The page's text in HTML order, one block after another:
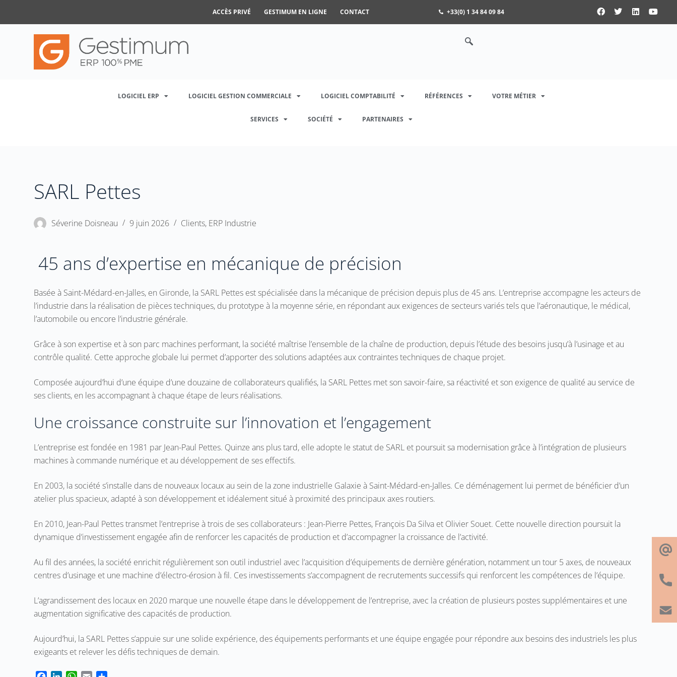
ACCÈS PRIVÉ GESTIMUM EN LIGNE CONTACT +33(0) 1 34 84 09 84
LOGICIEL ERP LOGICIEL GESTION COMMERCIALE LOGICIEL COMPTABILITÉ RÉFÉRENCES VOTRE MÉTIER
SERVICES SOCIÉTÉ PARTENAIRES
SARL Pettes
Séverine Doisneau 9 juin 2026 Clients, ERP Industrie
45 ans d’expertise en mécanique de précision
Basée à Saint-Médard-en-Jalles, en Gironde, la SARL Pettes est spécialisée dans la mécanique de précision depuis plus de 45 ans. L’entreprise accompagne les acteurs de
l’industrie dans la réalisation de pièces techniques, du prototype à la moyenne série, en répondant aux exigences de secteurs variés tels que l’aéronautique, le médical,
l’automobile ou encore l’industrie générale.
Grâce à son expertise et à son parc machines performant, la société maîtrise l’ensemble de la chaîne de production, depuis l’étude des besoins jusqu’à l’usinage et au
contrôle qualité. Cette approche globale lui permet d’apporter des solutions adaptées aux contraintes techniques de chaque projet.
Composée aujourd’hui d’une équipe d’une douzaine de collaborateurs qualifiés, la SARL Pettes met son savoir-faire, sa réactivité et son exigence de qualité au service de
ses clients, en les accompagnant à chaque étape de leurs réalisations.
Une croissance construite sur l’innovation et l’engagement
L’entreprise est fondée en 1981 par Jean-Paul Pettes. Quinze ans plus tard, elle adopte le statut de SARL et poursuit sa modernisation grâce à l’intégration de plusieurs
machines à commande numérique et au développement de ses effectifs.
En 2003, la société s’installe dans de nouveaux locaux au sein de la zone industrielle Galaxie à Saint-Médard-en-Jalles. Ce déménagement lui permet de bénéficier d’un
atelier plus spacieux, adapté à son développement et idéalement situé à proximité des principaux axes routiers.
En 2010, Jean-Paul Pettes transmet l’entreprise à trois de ses collaborateurs : Jean-Pierre Pettes, François Da Silva et Olivier Souet. Cette nouvelle direction poursuit la
dynamique d’investissement engagée afin de renforcer les capacités de production et d’accompagner la croissance de l’activité.
Au fil des années, la société enrichit régulièrement son outil industriel avec l’acquisition d’équipements de dernière génération, notamment un tour 5 axes, de nouveaux
centres d’usinage et une machine d’électro-érosion à fil. Ces investissements s’accompagnent de recrutements successifs qui renforcent les compétences de l’équipe.
L’agrandissement des locaux en 2020 marque une nouvelle étape dans le développement de l’entreprise, avec la création de plusieurs postes supplémentaires et une
augmentation significative des capacités de production.
Aujourd’hui, la SARL Pettes s’appuie sur une solide expérience, des équipements performants et une équipe engagée pour répondre aux besoins des industriels les plus
exigeants et relever les défis techniques de demain.